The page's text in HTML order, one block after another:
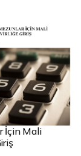
İçin Mali